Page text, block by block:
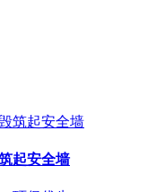
起安全墙